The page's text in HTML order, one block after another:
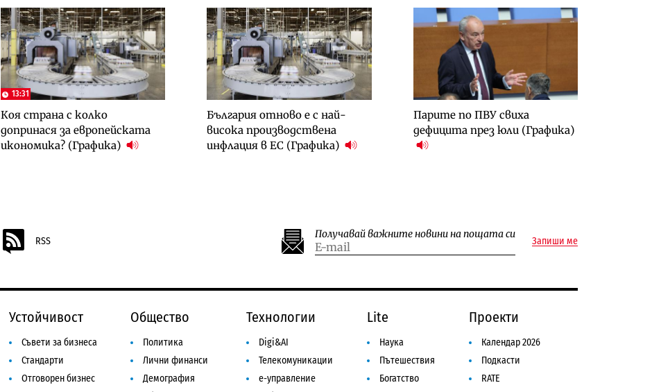
13:31
Коя страна с колко
допринася за европейската
икономика? (Графика)
България отново е с най-
висока производствена
инфлация в ЕС (Графика)
Парите по ПВУ свиха
дефицита през юли (Графика)
RSS
Получавай важните новини на пощата си
Запиши ме
Устойчивост
Съвети за бизнеса
Стандарти
Отговорен бизнес
Общество
Политика
Лични финанси
Демография
Технологии
Digi&AI
Телекомуникации
е-управление
Lite
Наука
Пътешествия
Богатство
Проекти
Календар 2026
Подкасти
RATE